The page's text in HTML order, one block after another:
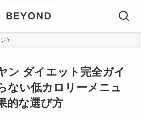
ン ダイエット完全ガイ
ない低カロリーメニュ
的な選び方